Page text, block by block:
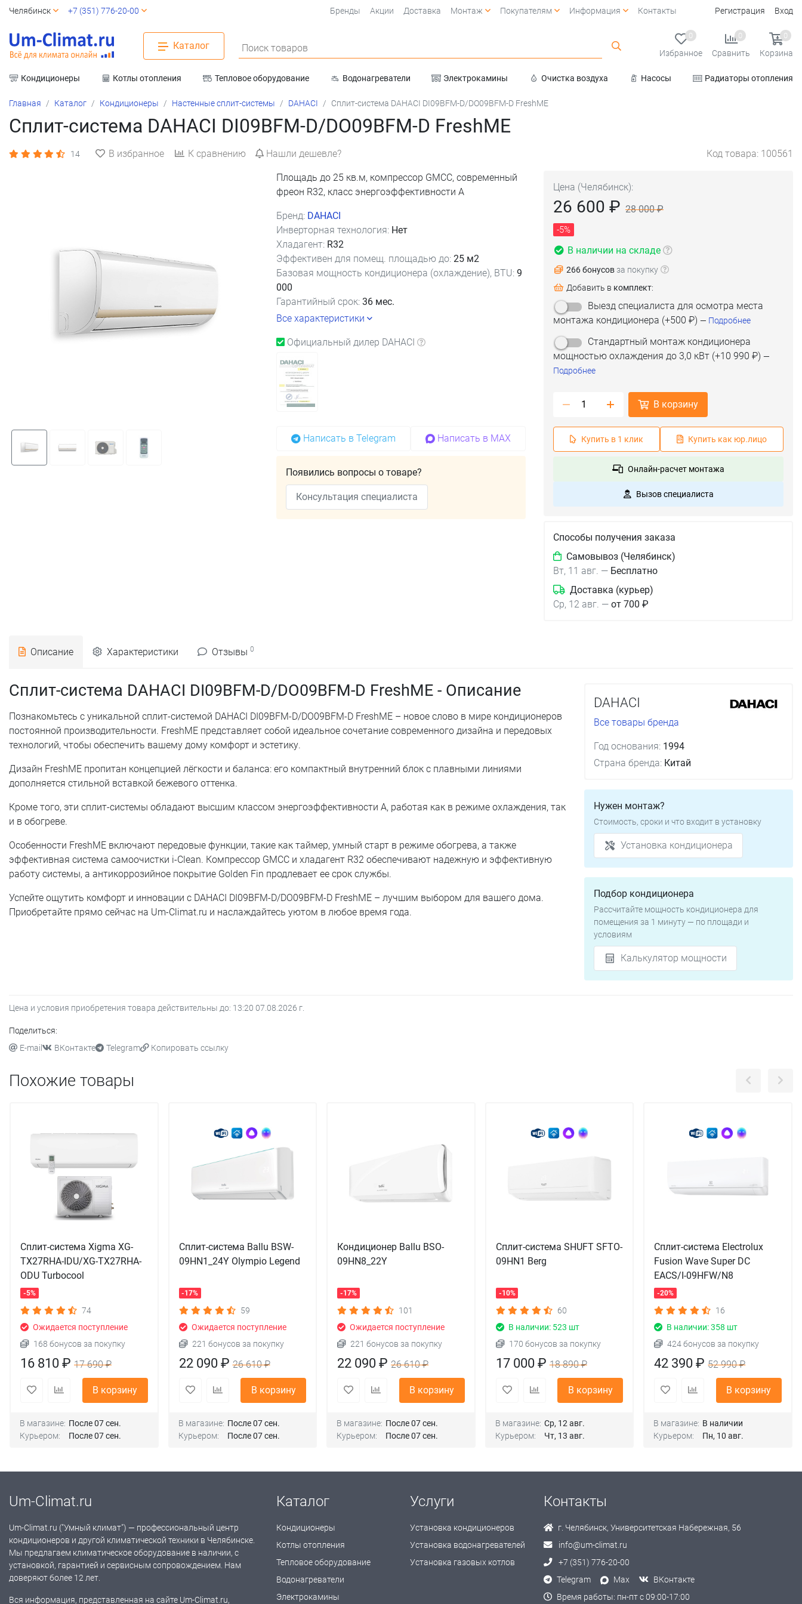
Кондиционеры Котлы отопления Тепловое оборудование Водонагреватели Электрокамины Очистка воздуха Насосы
Радиаторы отопления
Каталог Поиск товаров
0
Избранное
0
Сравнить
0
Корзина
Челябинск +7 (351) 776-20-00 Бренды Акции Доставка Монтаж Покупателям Информация Контакты Регистрация Вход
Главная Каталог Кондиционеры Настенные сплит-системы DAHACI Сплит-система DAHACI DI09BFM-D/DO09BFM-D FreshME
Сплит-система DAHACI DI09BFM-D/DO09BFM-D FreshME
14 Код товара: 100561
В избранное К сравнению Нашли дешевле?
Цена (Челябинск):
26 600 ₽ 28 000 ₽
-5%
В наличии на складе
266 бонусов за покупку
Добавить в комплект:
Выезд специалиста для осмотра места
монтажа кондиционера (+500 ₽) — Подробнее
Стандартный монтаж кондиционера
мощностью охлаждения до 3,0 кВт (+10 990 ₽) —
Подробнее
В корзину
Купить в 1 клик Купить как юр.лицо
Онлайн-расчет монтажа
Вызов специалиста
Способы получения заказа
Самовывоз (Челябинск)
Вт, 11 авг. — Бесплатно
Доставка (курьер)
Ср, 12 авг. — от 700 ₽
Площадь до 25 кв.м, компрессор GMCC, современный
фреон R32, класс энергоэффективности А
Бренд: DAHACI
Инверторная технология: Нет
Хладагент: R32
Эффективен для помещ. площадью до: 25 м2
Базовая мощность кондиционера (охлаждение), BTU: 9
000
Гарантийный срок: 36 мес.
Все характеристики
Официальный дилер DAHACI
Написать в Telegram Написать в MAX
Появились вопросы о товаре?
Консультация специалиста
Описание Характеристики Отзывы 0
Сплит-система DAHACI DI09BFM-D/DO09BFM-D FreshME - Описание
Познакомьтесь с уникальной сплит-системой DAHACI DI09BFM-D/DO09BFM-D FreshME – новое слово в мире кондиционеров
постоянной производительности. FreshME представляет собой идеальное сочетание современного дизайна и передовых
технологий, чтобы обеспечить вашему дому комфорт и эстетику.
Дизайн FreshME пропитан концепцией лёгкости и баланса: его компактный внутренний блок с плавными линиями
дополняется стильной вставкой бежевого оттенка.
Кроме того, эти сплит-системы обладают высшим классом энергоэффективности A, работая как в режиме охлаждения, так
и в обогреве.
Особенности FreshME включают передовые функции, такие как таймер, умный старт в режиме обогрева, а также
эффективная система самоочистки i-Clean. Компрессор GMCC и хладагент R32 обеспечивают надежную и эффективную
работу системы, а антикоррозийное покрытие Golden Fin продлевает ее срок службы.
Успейте ощутить комфорт и инновации с DAHACI DI09BFM-D/DO09BFM-D FreshME – лучшим выбором для вашего дома.
Приобретайте прямо сейчас на Um-Climat.ru и наслаждайтесь уютом в любое время года.
DAHACI
Все товары бренда
Год основания: 1994
Страна бренда: Китай
Нужен монтаж?
Стоимость, сроки и что входит в установку
Установка кондиционера
Подбор кондиционера
Рассчитайте мощность кондиционера для
помещения за 1 минуту — по площади и
условиям
Калькулятор мощности
Цена и условия приобретения товара действительны до: 13:20 07.08.2026 г.
Поделиться:
E-mail
ВКонтакте Telegram Копировать ссылку
Похожие товары
Сплит-система Xigma XG-
TX27RHA-IDU/XG-TX27RHA-
ODU Turbocool
-5%
74
Ожидается поступление
168 бонусов за покупку
16 810 ₽ 17 690 ₽
В корзину
В магазине: После 07 сен.
Курьером:
После 07 сен.
Сплит-система Ballu BSW-
09HN1_24Y Olympio Legend
-17%
59
Ожидается поступление
221 бонусов за покупку
22 090 ₽26 610 ₽
В корзину
В магазине: После 07 сен.
Курьером:
После 07 сен.
Кондиционер Ballu BSO-
09HN8_22Y
-17%
101
Ожидается поступление
221 бонусов за покупку
22 090 ₽26 610 ₽
В корзину
В магазине: После 07 сен.
Курьером:
После 07 сен.
Сплит-система SHUFT SFTO-
09HN1 Berg
-10%
60
В наличии: 523 шт
170 бонусов за покупку
17 000 ₽18 890 ₽
В корзину
В магазине: Ср, 12 авг.
Курьером:
Чт, 13 авг.
Сплит-система Electrolux
Fusion Wave Super DC
EACS/I-09HFW/N8
-20%
16
В наличии: 358 шт
424 бонусов за покупку
42 390 ₽52 990 ₽
В корзину
В магазине: В наличии
Курьером:
Пн, 10 авг.
Um-Climat.ru
Um-Climat.ru ("Умный климат") — профессиональный центр
кондиционеров и другой климатической техники в Челябинске.
Мы предлагаем климатическое оборудование в наличии, с
установкой, гарантией и сервисным сопровождением. Нам
доверяют более 12 лет.
Вся информация, представленная на сайте Um-Climat.ru,
Каталог
Кондиционеры
Котлы отопления
Тепловое оборудование
Водонагреватели
Электрокамины
Услуги
Установка кондиционеров
Установка водонагревателей
Установка газовых котлов
Контакты
г. Челябинск, Университетская Набережная, 56
info@um-climat.ru
+7 (351) 776-20-00
Telegram
Max
ВКонтакте
Время работы: пн-пт с 09:00-17:00